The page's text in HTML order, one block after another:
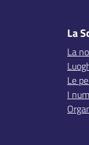
La
La
Le
I